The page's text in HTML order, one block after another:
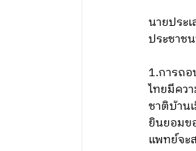
นายประ
ประชาช
1.การถ
ไทยมีคว
ชาติบ้าน
ยินยอมข
แพทย์จะ